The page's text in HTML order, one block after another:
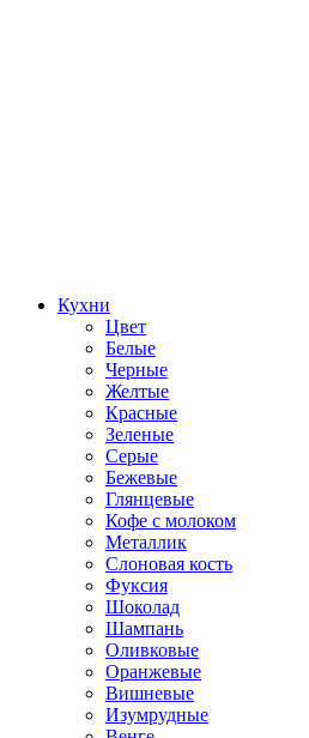
Кухни
Цвет
Белые
Черные
Желтые
Красные
Зеленые
Серые
Бежевые
Глянцевые
Кофе с молоком
Металлик
Слоновая кость
Фуксия
Шоколад
Шампань
Оливковые
Оранжевые
Вишневые
Изумрудные